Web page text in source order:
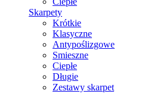
Skarpety
Krótkie
Klasyczne
Antypoślizgowe
Smieszne
Ciepłe
Długie
Zestawy skarpet